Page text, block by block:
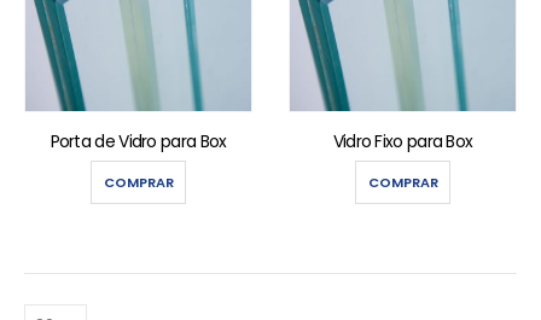
Porta de Vidro para Box
COMPRAR
Vidro Fixo para Box
COMPRAR